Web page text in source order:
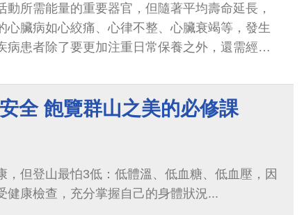
動所需能量的重要器官，但隨著平均壽命延長，
心臟病如心絞痛、心律不整、心臟衰竭等，發生
病患者除了要更加注重日常保養之外，還需經由
全 飽覽群山之美的必修課
，但登山最怕3低：低體溫、低血糖、低血壓，因
健康檢查，充分掌握自己的身體狀況...